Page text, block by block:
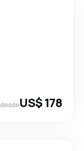
desdeUS$ 178